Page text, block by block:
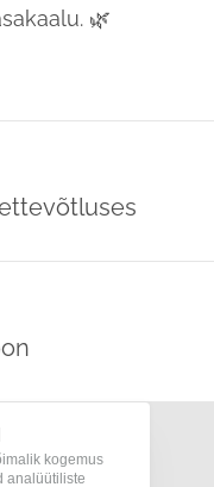
🌿
kogemus
analüütiliste